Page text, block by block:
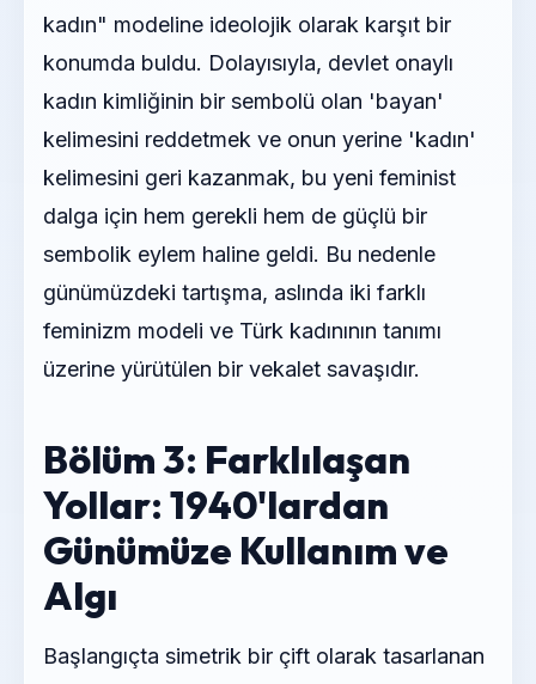
kadın" modeline ideolojik olarak karşıt bir
konumda buldu. Dolayısıyla, devlet onaylı
kadın kimliğinin bir sembolü olan 'bayan'
kelimesini reddetmek ve onun yerine 'kadın'
kelimesini geri kazanmak, bu yeni feminist
dalga için hem gerekli hem de güçlü bir
sembolik eylem haline geldi. Bu nedenle
günümüzdeki tartışma, aslında iki farklı
feminizm modeli ve Türk kadınının tanımı
üzerine yürütülen bir vekalet savaşıdır.
Bölüm 3: Farklılaşan
Yollar: 1940'lardan
Günümüze Kullanım ve
Algı
Başlangıçta simetrik bir çift olarak tasarlanan